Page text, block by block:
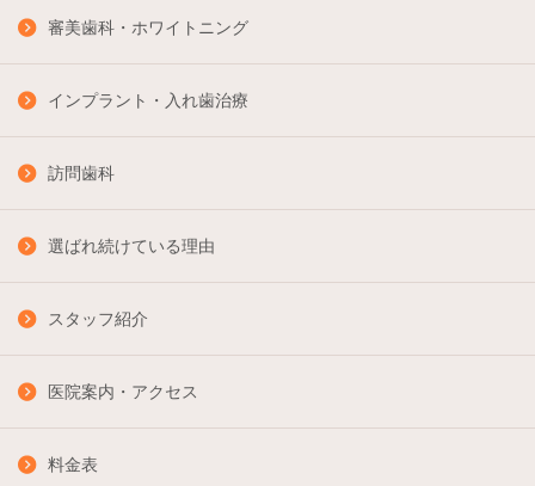
審美歯科・ホワイトニング
インプラント・入れ歯治療
訪問歯科
選ばれ続けている理由
スタッフ紹介
医院案内・アクセス
料金表